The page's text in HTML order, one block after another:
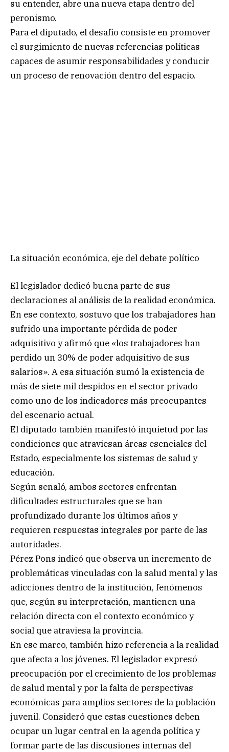
su entender, abre una nueva etapa dentro del
peronismo.
Para el diputado, el desafío consiste en promover
el surgimiento de nuevas referencias políticas
capaces de asumir responsabilidades y conducir
un proceso de renovación dentro del espacio.
La situación económica, eje del debate político
El legislador dedicó buena parte de sus
declaraciones al análisis de la realidad económica.
En ese contexto, sostuvo que los trabajadores han
sufrido una importante pérdida de poder
adquisitivo y afirmó que «los trabajadores han
perdido un 30% de poder adquisitivo de sus
salarios». A esa situación sumó la existencia de
más de siete mil despidos en el sector privado
como uno de los indicadores más preocupantes
del escenario actual.
El diputado también manifestó inquietud por las
condiciones que atraviesan áreas esenciales del
Estado, especialmente los sistemas de salud y
educación.
Según señaló, ambos sectores enfrentan
dificultades estructurales que se han
profundizado durante los últimos años y
requieren respuestas integrales por parte de las
autoridades.
Pérez Pons indicó que observa un incremento de
problemáticas vinculadas con la salud mental y las
adicciones dentro de la institución, fenómenos
que, según su interpretación, mantienen una
relación directa con el contexto económico y
social que atraviesa la provincia.
En ese marco, también hizo referencia a la realidad
que afecta a los jóvenes. El legislador expresó
preocupación por el crecimiento de los problemas
de salud mental y por la falta de perspectivas
económicas para amplios sectores de la población
juvenil. Consideró que estas cuestiones deben
ocupar un lugar central en la agenda política y
formar parte de las discusiones internas del